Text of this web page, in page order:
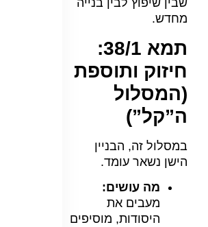
שבין שיפוץ לבין בנייה
מחדש.
תמא 38/1:
חיזוק ותוספת
(המסלול
ה”קל”)
במסלול זה, הבניין
הישן נשאר עומד.
מה עושים:
מעבים את
היסודות, מוסיפים